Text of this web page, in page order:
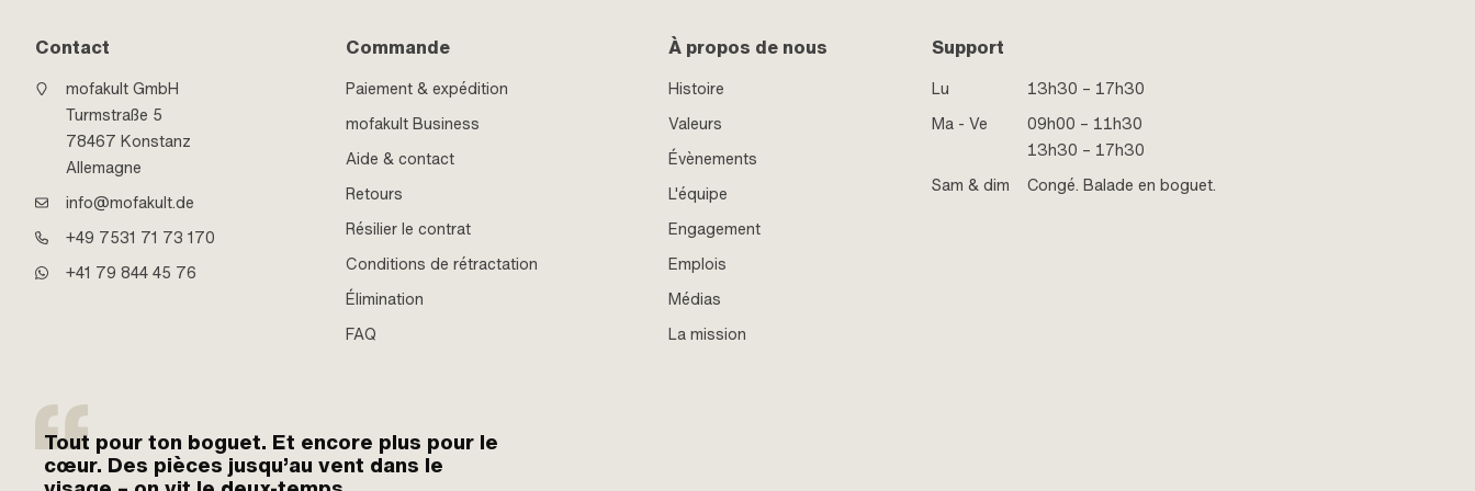
Contact
mofakult GmbH
Turmstraße 5
78467 Konstanz
Allemagne
info@mofakult.de
+49 7531 71 73 170
+41 79 844 45 76
Commande
Paiement & expédition
mofakult Business
Aide & contact
Retours
Résilier le contrat
Conditions de rétractation
Élimination
FAQ
À propos de nous
Histoire
Valeurs
Évènements
L'équipe
Engagement
Emplois
Médias
La mission
Support
Lu
13h30 – 17h30
Ma - Ve
09h00 – 11h30
13h30 – 17h30
Sam & dim
Congé. Balade en boguet.
Tout pour ton boguet. Et encore plus pour le
cœur. Des pièces jusqu’au vent dans le